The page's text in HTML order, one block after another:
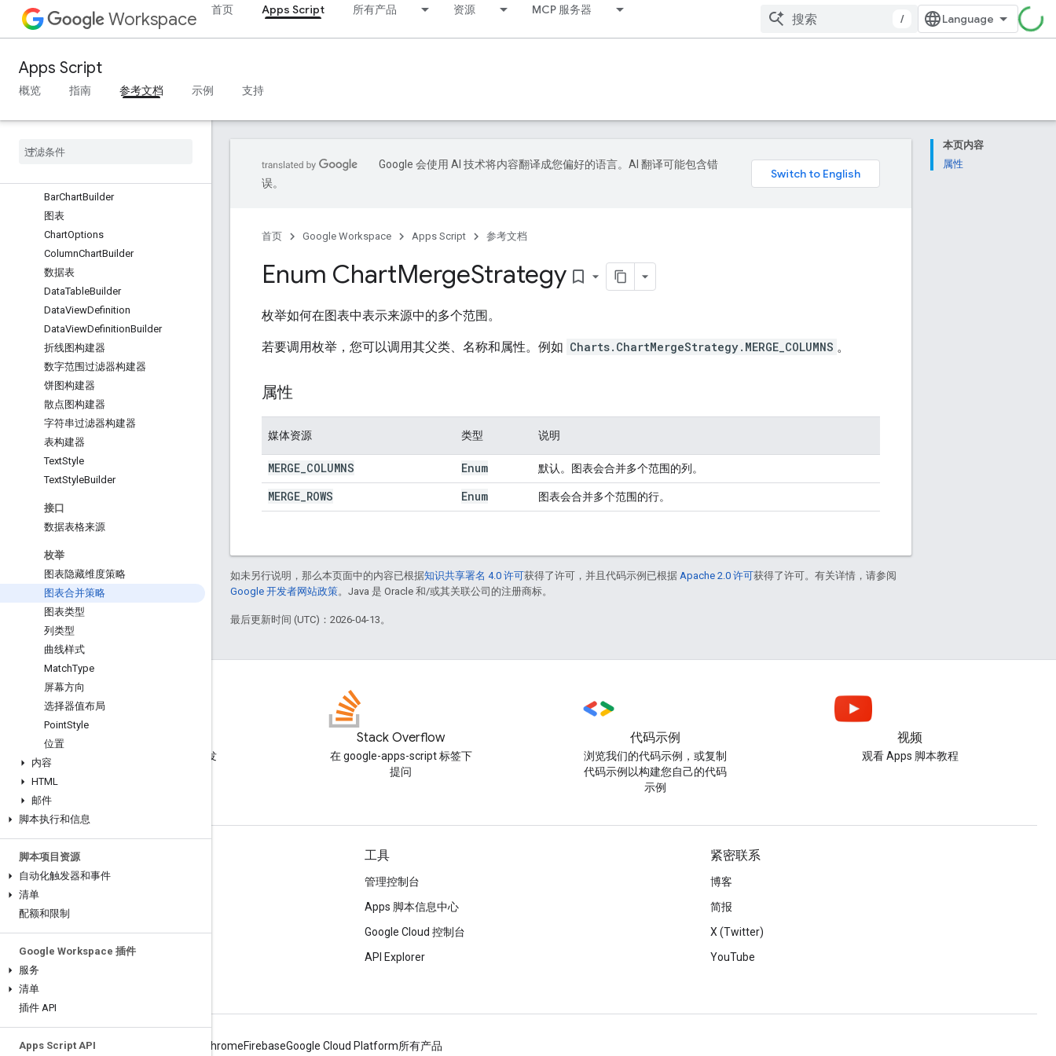
Workspace 首页 Apps Script 所有产品 资源 MCP 服务器
/
Apps Script
概览 指南 参考文档 示例 支持
公用事业服务
API 数据库连接
HTML 和内容
图表
类
BarChartBuilder
图表
ChartOptions
ColumnChartBuilder
数据表
DataTableBuilder
DataViewDefinition
DataViewDefinitionBuilder
折线图构建器
数字范围过滤器构建器
饼图构建器
散点图构建器
字符串过滤器构建器
表构建器
TextStyle
TextStyleBuilder
接口
数据表格来源
枚举
图表隐藏维度策略
图表合并策略
图表类型
列类型
曲线样式
MatchType
屏幕方向
选择器值布局
PointStyle
位置
内容
HTML
邮件
脚本执行和信息
脚本项目资源
自动化触发器和事件
清单
配额和限制
Google Workspace 插件
服务
清单
插件 API
Apps Script API
本页内容
属性
Google 会使用 AI 技术将内容翻译成您偏好的语言。AI 翻译可能包含错
误。
首页 Google Workspace Apps Script 参考文档
Enum ChartMergeStrategy bookmark_border
枚举如何在图表中表示来源中的多个范围。
若要调用枚举，您可以调用其父类、名称和属性。例如 Charts.ChartMergeStrategy.MERGE_COLUMNS 。
属性
媒体资源 类型 说明
MERGE COLUMNS Enum 默认。图表会合并多个范围的列。
MERGE ROWS Enum 图表会合并多个范围的行。
如未另行说明，那么本页面中的内容已根据知识共享署名 4.0 许可获得了许可，并且代码示例已根据 Apache 2.0 许可获得了许可。有关详情，请参阅
Google 开发者网站政策。Java 是 Oracle 和/或其关联公司的注册商标。
最后更新时间 (UTC)：2026-04-13。
阅读 Google Workspace 开发
Stack Overflow
在 google-apps-script 标签下
提问
代码示例
浏览我们的代码示例，或复制
代码示例以构建您自己的代码
示例
视频
观看 Apps 脚本教程
面向开发者的 Google Workspace
平台概览
开发者产品
版本说明
开发者支持
服务条款
工具
管理控制台
Apps 脚本信息中心
Google Cloud 控制台
API Explorer
紧密联系
博客
简报
X (Twitter)
YouTube
ChromeFirebaseGoogle Cloud Platform所有产品